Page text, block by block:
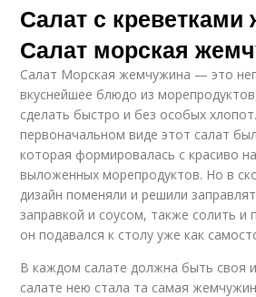
Салат с
Салат морская
Салат Морская жемчужина — это
вкуснейшее блюдо из
сделать быстро и без особых
первоначальном виде этот салат
которая формировалась с красиво
выложенных морепродуктов. Но в
дизайн поменяли и решили
заправкой и соусом, также солить и
он подавался к столу уже как
В каждом салате должна быть своя
салате нею стала та самая